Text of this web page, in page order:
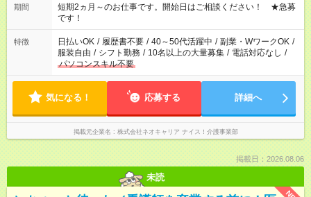
期間
短期2ヵ月～のお仕事です。開始日はご相談ください！ ★急募
です！
特徴 日払いOK / 履歴書不要 / 40～50代活躍中 / 副業・WワークOK /
服装自由 / シフト勤務 / 10名以上の大量募集 / 電話対応なし /
パソコンスキル不要
気になる！ 応募する 詳細へ
掲載元企業名 株式会社ネオキャリア ナイス！介護事業部
掲載日：2026.08.06
未読